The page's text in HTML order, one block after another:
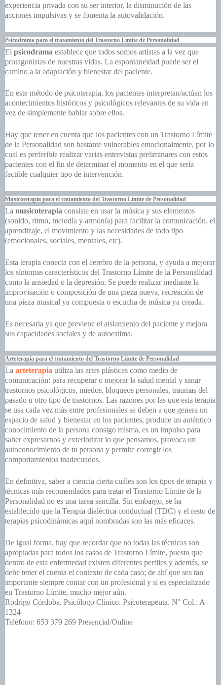
experiencia privada con su ser interior, la disminución de las
acciones impulsivas y se fomenta la autovalidación.
Psicodrama para el tratamiento del Trastorno Límite de Personalidad
El psicodrama establece que todos somos artistas a la vez que
protagonistas de nuestras vidas. La espontaneidad puede ser el
camino a la adaptación y bienestar del paciente.
En este método de psicoterapia, los pacientes interpretan/actúan los
acontecimientos históricos y psicológicos relevantes de su vida en
vez de simplemente hablar sobre ellos.
Hay que tener en cuenta que los pacientes con un Trastorno Límite
de la Personalidad son bastante vulnerables emocionalmente, por lo
cual es preferible realizar varias entrevistas preliminares con estos
pacientes con el fin de determinar el momento en el que sería
factible cualquier tipo de intervención.
Musicoterapia para el tratamiento del Trastorno Límite de Personalidad
La musicoterapia consiste en usar la música y sus elementos
(sonido, ritmo, melodía y armonía) para facilitar la comunicación, el
aprendizaje, el movimiento y las necesidades de todo tipo
(emocionales, sociales, mentales, etc).
Esta terapia conecta con el cerebro de la persona, y ayuda a mejorar
los síntomas característicos del Trastorno Límite de la Personalidad
como la ansiedad o la depresión. Se puede realizar mediante la
improvisación o composición de una pieza nueva, recreación de
una pieza musical ya compuesta o escucha de música ya creada.
Es necesaria ya que previene el aislamiento del paciente y mejora
sus capacidades sociales y de autoestima.
Arteterapia para el tratamiento del Trastorno Límite de Personalidad
La arteterapia utiliza las artes plásticas como medio de
comunicación: para recuperar o mejorar la salud mental y sanar
trastornos psicológicos, miedos, bloqueos personales, traumas del
pasado u otro tipo de trastornos. Las razones por las que esta terapia
se usa cada vez más entre profesionales se deben a que genera un
espacio de salud y bienestar en los pacientes, produce un auténtico
conocimiento de la persona consigo misma, es un impulso para
saber expresarnos y exteriorizar lo que pensamos, provoca un
autoconocimiento de tu persona y permite corregir los
comportamientos inadecuados.
En definitiva, saber a ciencia cierta cuáles son los tipos de terapia y
técnicas más recomendados para tratar el Trastorno Límite de la
Personalidad no es una tarea sencilla. Sin embargo, se ha
establecido que la Terapia dialéctica conductual (TDC) y el resto de
terapias psicodinámicas aquí nombradas son las más eficaces.
De igual forma, hay que recordar que no todas las técnicas son
apropiadas para todos los casos de Trastorno Límite, puesto que
dentro de esta enfermedad existen diferentes perfiles y además, se
debe tener el cuenta el contexto de cada caso; de ahí que sea tan
importante siempre contar con un profesional y si es especializado
en Trastorno Límite, mucho mejor aún.
Rodrigo Córdoba. Psicólogo Clínico. Psicoterapeuta. N° Col.: A-
1324
Teléfono: 653 379 269 Presencial/Online